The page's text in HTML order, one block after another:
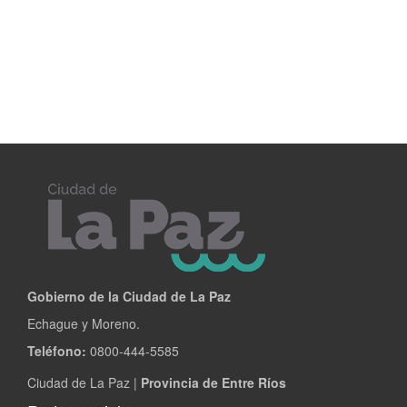
Gobierno de la Ciudad de La Paz
Echague y Moreno.
Teléfono: 0800-444-5585
Ciudad de La Paz | Provincia de Entre Ríos